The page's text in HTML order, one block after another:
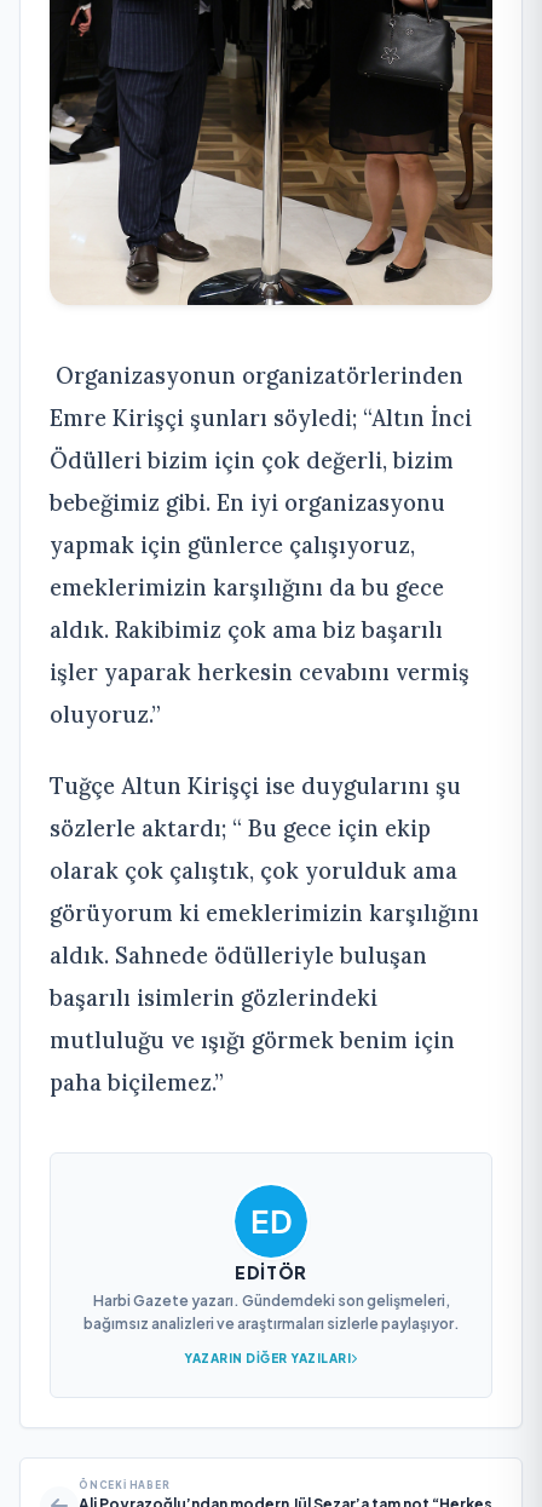
Organizasyonun organizatörlerinden
Emre Kirişçi şunları söyledi; “Altın İnci
Ödülleri bizim için çok değerli, bizim
bebeğimiz gibi. En iyi organizasyonu
yapmak için günlerce çalışıyoruz,
emeklerimizin karşılığını da bu gece
aldık. Rakibimiz çok ama biz başarılı
işler yaparak herkesin cevabını vermiş
oluyoruz.”
Tuğçe Altun Kirişçi ise duygularını şu
sözlerle aktardı; “ Bu gece için ekip
olarak çok çalıştık, çok yorulduk ama
görüyorum ki emeklerimizin karşılığını
aldık. Sahnede ödülleriyle buluşan
başarılı isimlerin gözlerindeki
mutluluğu ve ışığı görmek benim için
paha biçilemez.”
EDITÖR
Harbi Gazete yazarı. Gündemdeki son gelişmeleri,
bağımsız analizleri ve araştırmaları sizlerle paylaşıyor.
YAZARIN DIĞER YAZILARI
ÖNCEKI HABER